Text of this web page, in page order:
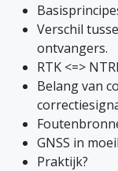
Verschil
ontvangers.
RTK <=>
Belang van
GNSS in
Praktijk?